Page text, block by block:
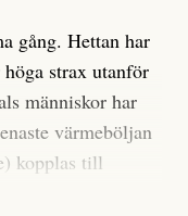
gång. Hettan har
strax utanför
människor har
värmeböljan
kopplas till